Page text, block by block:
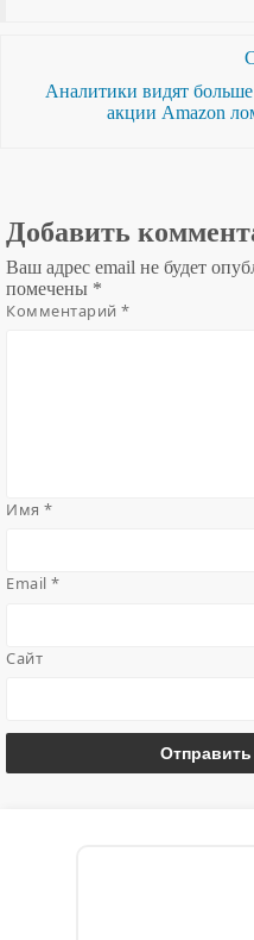
Аналитики видят
акции Amazon
Добавить
Ваш адрес email не будет
помечены *
Комментарий*
Имя*
Email*
Сайт